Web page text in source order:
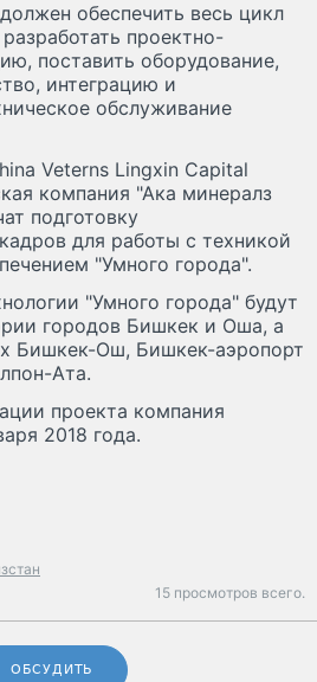
обеспечить весь цикл
проектно-
поставить оборудование,
интеграцию и
обслуживание
Veterns Lingxin Capital
компания "Ака минералз
подготовку
для работы с техникой
"Умного города".
"Умного города" будут
городов Бишкек и Оша, а
Бишкек-Ош, Бишкек-аэропорт
Ата.
проекта компания
2018 года.
15 просмотров всего.
ОБСУДИТЬ